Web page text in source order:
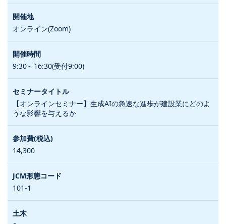
オンライン(Zoom)
9:30～16:30(受付9:00)
【オンラインセミナー】生成AIの急速な進歩が建設業にどのよ
うな影響を与えるか
14,300
101-1